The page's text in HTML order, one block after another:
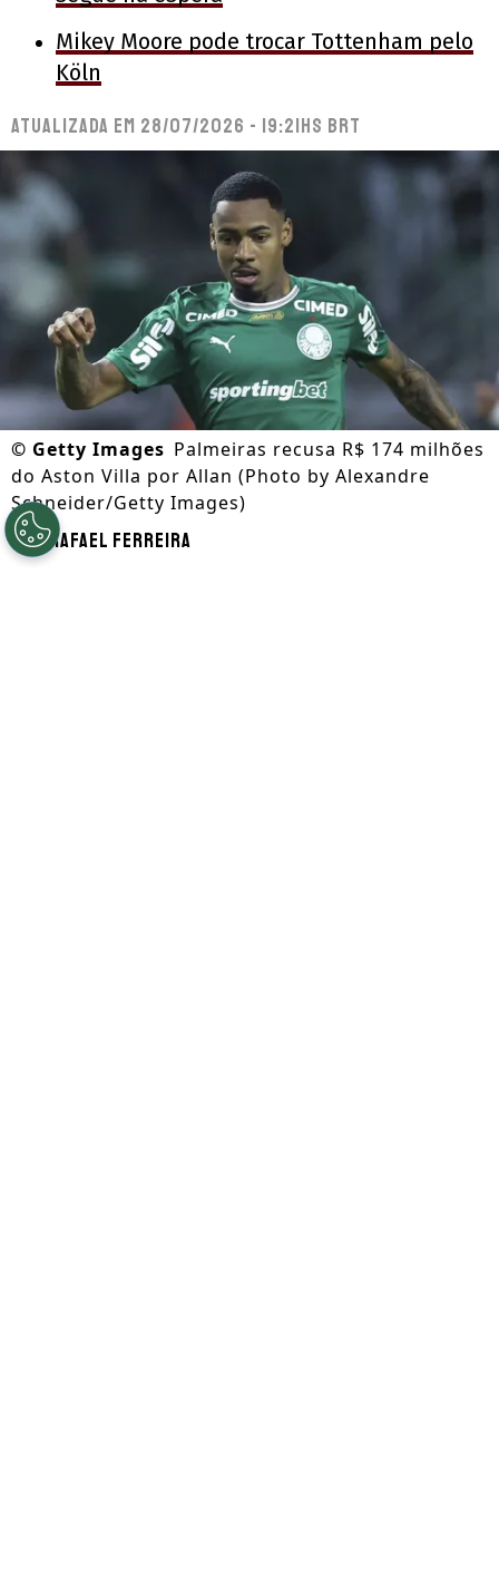
Mikey Moore pode trocar Tottenham pelo
Köln
Atualizada em 28/07/2026 - 19:21hs BRT
© Getty Images Palmeiras recusa R$ 174 milhões
do Aston Villa por Allan (Photo by Alexandre
Schneider/Getty Images)
PorRafael Ferreira